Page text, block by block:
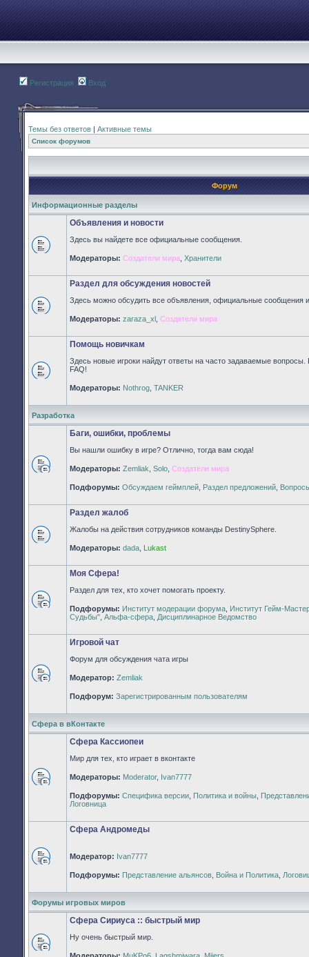
Регистрация Вход
Темы без ответов | Активные темы
Список форумов
Форум
Информационные разделы
Нет
непрочитанных
Объявления и новости
Здесь вы найдете все официальные сообщения.
Модераторы: Создатели мира Хранители
Нет
непрочитанных
Раздел для обсуждения новостей
Здесь можно обсудить все объявления, официальные сообщения и
Модераторы: zaraza_xl Создатели мира
непрочитанных
Помощь новичкам
Здесь новые игроки найдут ответы на часто задаваемые вопросы.
FAQ!
Модераторы: Nothrog TANKER
Разработка
непрочитанных
сообщений
Баги, ошибки, проблемы
Вы нашли ошибку в игре? Отлично, тогда вам сюда!
Модераторы: Zemliak Solo Создатели мира
Подфорумы: Обсуждаем геймплей Раздел предложений
Нет
непрочитанных
Раздел жалоб
Жалобы на действия сотрудников команды DestinySphere.
Модераторы: dada Lukast
Нет
непрочитанных
Моя Сфера!
Раздел для тех, кто хочет помогать проекту.
Подфорумы: Институт модерации форума Институт Гейм-
Судьбы" Альфа-сфера Дисциплинарное Ведомство
непрочитанных
сообщений
Игровой чат
Форум для обсуждения чата игры
Модератор: Zemliak
Подфорум: Зарегистрированным пользователям
Сфера в вКонтакте
непрочитанных
сообщений
Сфера Кассиопеи
Мир для тех, кто играет в вконтакте
Модераторы: Moderator, Ivan7777
Подфорумы: Специфика версии Политика и войны
Логовница
непрочитанных
Сфера Андромеды
Модератор: Ivan7777
Подфорумы: Представление альянсов Война и Политика
Форумы игровых миров
Нет
Сфера Сириуса :: быстрый мир
Ну очень быстрый мир.